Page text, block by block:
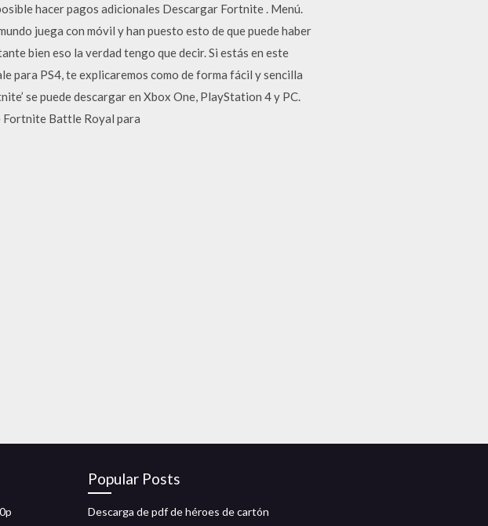
hacer pagos adicionales Descargar Fortnite . Menú.
juega con móvil y han puesto esto de que puede haber
bien eso la verdad tengo que decir. Si estás en este
para PS4, te explicaremos como de forma fácil y sencilla
se puede descargar en Xbox One, PlayStation 4 y PC.
Fortnite Battle Royal para
Popular Posts
Descarga de pdf de héroes de cartón